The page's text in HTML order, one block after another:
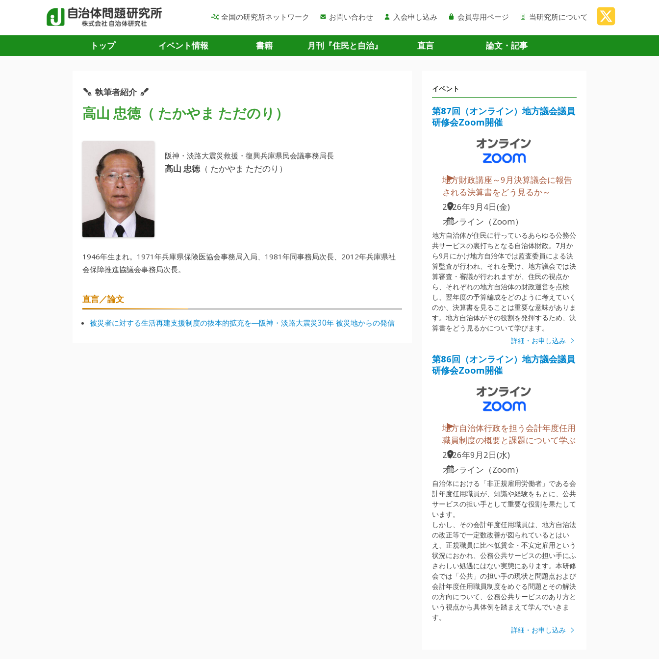
全国の研究所ネットワーク お問い合わせ 入会申し込み 会員専用ページ 当研究所について
トップ イベント情報 書籍 月刊『住民と自治』 直言 論文・記事
執筆者紹介
高山 忠徳（ たかやま ただのり）
阪神・淡路大震災救援・復興兵庫県民会議事務局長
高山 忠徳（ たかやま ただのり）
1946年生まれ。1971年兵庫県保険医協会事務局入局、1981年同事務局次長、2012年兵庫県社
会保障推進協議会事務局次長。
直言／論文
被災者に対する生活再建支援制度の抜本的拡充を―阪神・淡路大震災30年 被災地からの発信
イベント
第87回（オンライン）地方議会議員
研修会Zoom開催
地方財政講座～9月決算議会に報告
される決算書をどう見るか～
2026年9月4日(金)
オンライン（Zoom）
地方自治体が住民に行っているあらゆる公務公
共サービスの裏打ちとなる自治体財政。7月か
ら9月にかけ地方自治体では監査委員による決
算監査が行われ、それを受け、地方議会では決
算審査・審議が行われますが、住民の視点か
ら、それぞれの地方自治体の財政運営を点検
し、翌年度の予算編成をどのように考えていく
のか、決算書を見ることは重要な意味がありま
す。地方自治体がその役割を発揮するため、決
算書をどう見るかについて学びます。
詳細・お申し込み
第86回（オンライン）地方議会議員
研修会Zoom開催
地方自治体行政を担う会計年度任用
職員制度の概要と課題について学ぶ
2026年9月2日(水)
オンライン（Zoom）
自治体における「非正規雇用労働者」である会
計年度任用職員が、知識や経験をもとに、公共
サービスの担い手として重要な役割を果たして
います。
しかし、その会計年度任用職員は、地方自治法
の改正等で一定数改善が図られているとはい
え、正規職員に比べ低賃金・不安定雇用という
状況におかれ、公務公共サービスの担い手にふ
さわしい処遇にはない実態にあります。本研修
会では「公共」の担い手の現状と問題点および
会計年度任用職員制度をめぐる問題とその解決
の方向について、公務公共サービスのあり方と
いう視点から具体例を踏まえて学んでいきま
す。
詳細・お申し込み